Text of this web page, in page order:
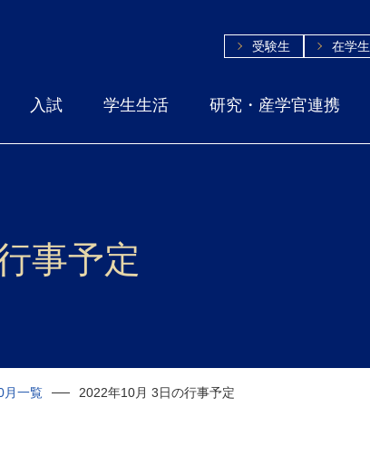
受験生
在学生
入試 学生生活 研究・産学官連携
事予定
月一覧 2022年10月 3日の行事予定